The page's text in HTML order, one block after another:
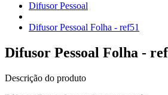
Difusor Pessoal
Difusor Pessoal Folha - ref51
Difusor Pessoal Folha -
Descrição do produto